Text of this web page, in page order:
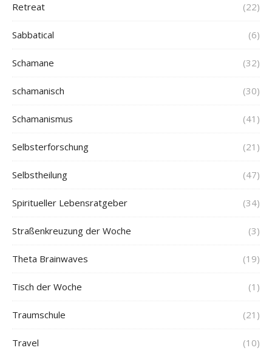
Retreat (22)
Sabbatical (6)
Schamane (32)
schamanisch (30)
Schamanismus (41)
Selbsterforschung (21)
Selbstheilung (47)
Spiritueller Lebensratgeber (34)
Straßenkreuzung der Woche (3)
Theta Brainwaves (19)
Tisch der Woche (1)
Traumschule (21)
Travel (10)